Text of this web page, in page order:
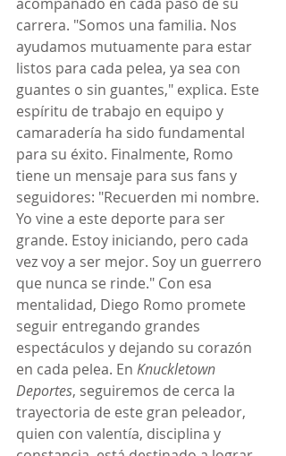
carrera. "Somos una familia. Nos
ayudamos mutuamente para estar
listos para cada pelea, ya sea con
guantes o sin guantes," explica. Este
espíritu de trabajo en equipo y
camaradería ha sido fundamental
para su éxito. Finalmente, Romo
tiene un mensaje para sus fans y
seguidores: "Recuerden mi nombre.
Yo vine a este deporte para ser
grande. Estoy iniciando, pero cada
vez voy a ser mejor. Soy un guerrero
que nunca se rinde." Con esa
mentalidad, Diego Romo promete
seguir entregando grandes
espectáculos y dejando su corazón
en cada pelea. En Knuckletown
Deportes, seguiremos de cerca la
trayectoria de este gran peleador,
quien con valentía, disciplina y